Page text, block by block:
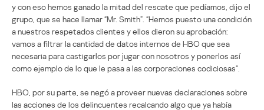
y con eso hemos ganado la mitad del rescate que pedíamos, dijo el
grupo, que se hace llamar “Mr. Smith”. “Hemos puesto una condición
a nuestros respetados clientes y ellos dieron su aprobación:
vamos a filtrar la cantidad de datos internos de HBO que sea
necesaria para castigarlos por jugar con nosotros y ponerlos así
como ejemplo de lo que le pasa a las corporaciones codiciosas”.
HBO, por su parte, se negó a proveer nuevas declaraciones sobre
las acciones de los delincuentes recalcando algo que ya había